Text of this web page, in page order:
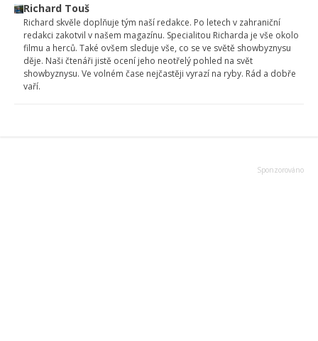
Richard Touš
Richard skvěle doplňuje tým naší redakce. Po letech v zahraniční
redakci zakotvil v našem magazínu. Specialitou Richarda je vše okolo
filmu a herců. Také ovšem sleduje vše, co se ve světě showbyznysu
děje. Naši čtenáři jistě ocení jeho neotřelý pohled na svět
showbyznysu. Ve volném čase nejčastěji vyrazí na ryby. Rád a dobře
vaří.